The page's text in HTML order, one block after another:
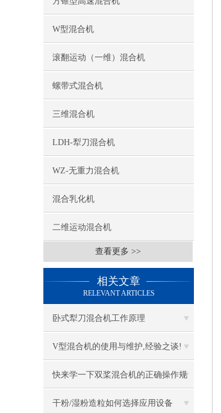
W型混合机
滚翻运动（一维）混合机
螺带式混合机
三维混合机
LDH-犁刀混合机
WZ-无重力混合机
混合乳化机
二维运动混合机
查看更多 >>
相关文章
RELEVANT ARTICLES
卧式犁刀混合机工作原理
V型混合机的使用与维护,经验之谈!
快来学一下双桨混合机的正确操作规
程
干粉/湿粉造粒如何选择应用设备